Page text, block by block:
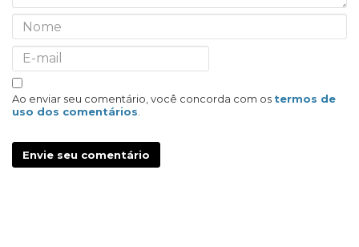
Ao enviar seu comentário, você concorda com os termos de
uso dos comentários.
Envie seu comentário